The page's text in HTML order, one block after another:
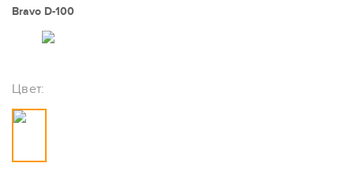
Bravo D-100
Цвет: